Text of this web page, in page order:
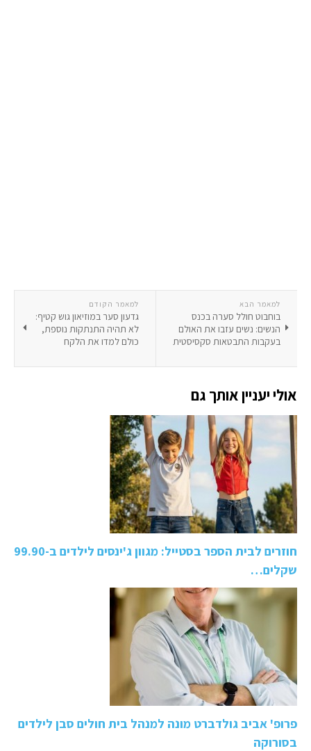
למאמר הקודם
גדעון סער במוזיאון גוש קטיף:
לא תהיה התנתקות נוספת,
כולם למדו את הלקח
למאמר הבא
בוחבוט חולל סערה בכנס
הנשים: נשים עזבו את האולם
בעקבות התבטאות סקסיסטית
אולי יעניין אותך גם
חוזרים לבית הספר בסטייל: מגוון ג'ינסים לילדים ב-99.90
שקלים…
פרופ' אביב גולדברט מונה למנהל בית חולים סבן לילדים
בסורוקה